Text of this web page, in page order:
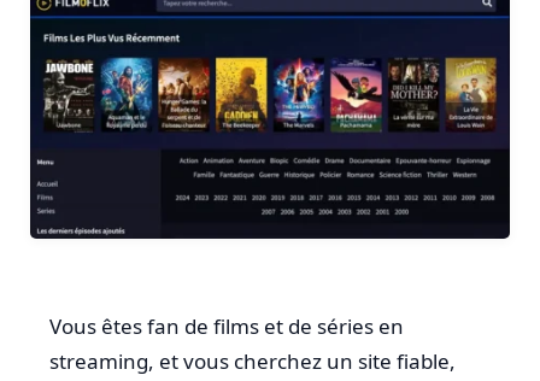
Vous êtes fan de films et de séries en
streaming, et vous cherchez un site fiable,